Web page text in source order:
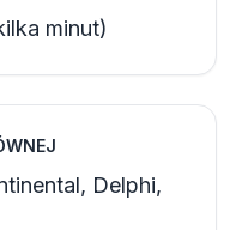
minut)
Delphi,